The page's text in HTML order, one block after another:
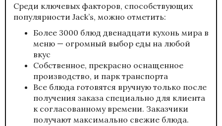
Среди ключевых факторов, способствующих
популярности Jack’s, можно отметить:
Более 3000 блюд двенадцати кухонь мира в
меню — огромный выбор еды на любой
вкус
Собственное, прекрасно оснащенное
производство, и парк транспорта
Все блюда готовятся вручную только после
получения заказа специально для клиента
к согласованному времени. Заказчики
получают максимально свежие блюда.